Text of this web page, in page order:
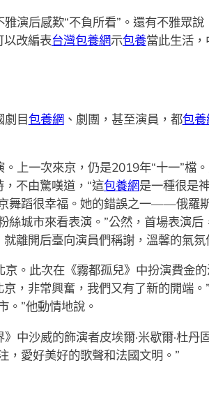
演后感歎“不負所看”。還有不雅眾
以改編表台灣包養網示包養當此生活
劇目包養網、劇團，甚至演員，都包養
上一次來京，仍是2019年“十一”檔
不由驚嘆道，“這包養網是一種很是
舞蹈很幸福。她的錯誤之一——俄羅
城市來看表演。”公然，首場表演后
離開后臺向演員們稱謝，溫馨的氣氛
。此次在《霧都孤兒》中扮演費金
，非常興奮，我們又有了新的開端
。”他動情地說。
中沙威的飾演者皮埃爾·米歇爾·杜丹
，愛好美好的歌聲和法國文明。”